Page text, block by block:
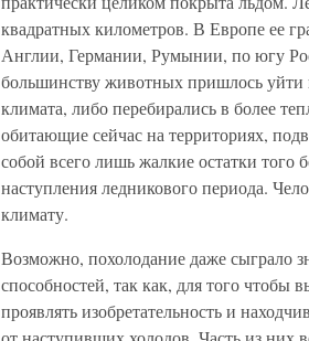
квадратных километров. В Европе ее
Англии, Германии, Румынии, по югу
большинству животных пришлось уйти
климата, либо перебирались в более
обитающие сейчас на территориях,
собой всего лишь жалкие остатки того
наступления ледникового периода.
климату.
Возможно, похолодание даже сыграло
способностей, так как, для того чтобы
проявлять изобретательность и